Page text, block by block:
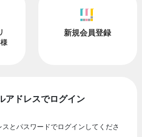
新規会員登録
アドレスでログイン
とパスワードでログインしてくださ